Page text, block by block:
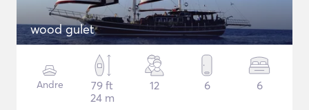
wood gulet
Andre
79 ft
24 m
12 6 6